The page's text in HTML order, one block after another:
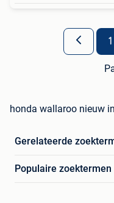
1
honda wallaroo nieuw
Gerelateerde
Populaire zoektermen